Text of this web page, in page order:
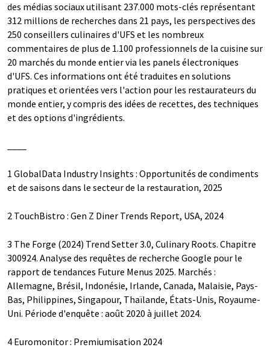
des médias sociaux utilisant 237.000 mots-clés représentant
312 millions de recherches dans 21 pays, les perspectives des
250 conseillers culinaires d'UFS et les nombreux
commentaires de plus de 1.100 professionnels de la cuisine sur
20 marchés du monde entier via les panels électroniques
d'UFS. Ces informations ont été traduites en solutions
pratiques et orientées vers l'action pour les restaurateurs du
monde entier, y compris des idées de recettes, des techniques
et des options d'ingrédients.
1 GlobalData Industry Insights : Opportunités de condiments
et de saisons dans le secteur de la restauration, 2025
2 TouchBistro : Gen Z Diner Trends Report, USA, 2024
3 The Forge (2024) Trend Setter 3.0, Culinary Roots. Chapitre
300924. Analyse des requêtes de recherche Google pour le
rapport de tendances Future Menus 2025. Marchés :
Allemagne, Brésil, Indonésie, Irlande, Canada, Malaisie, Pays-
Bas, Philippines, Singapour, Thaïlande, États-Unis, Royaume-
Uni. Période d'enquête : août 2020 à juillet 2024.
4 Euromonitor : Premiumisation 2024